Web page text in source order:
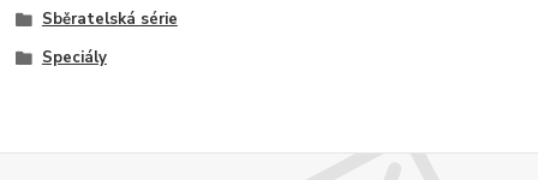
Sběratelská série
Speciály